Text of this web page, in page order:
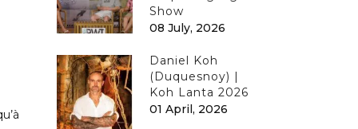
Show
08 July, 2026
Daniel Koh
(Duquesnoy) |
Koh Lanta 2026
01 April, 2026